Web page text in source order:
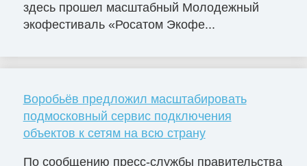
здесь прошел масштабный Молодежный
экофестиваль «Росатом Экофе...
Воробьёв предложил масштабировать
подмосковный сервис подключения
объектов к сетям на всю страну
По сообщению пресс-службы правительства